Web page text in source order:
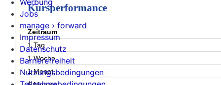
Kursperformance
Zeitraum
1 Tag
1 Woche
1 Monat
Werbung
Jobs
manage › forward
Impressum
Datenschutz
Barrierefreiheit
Nutzungsbedingungen